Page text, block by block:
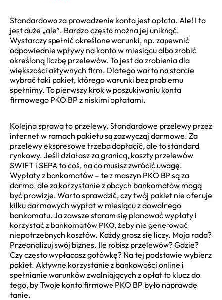
Standardowo za prowadzenie konta jest opłata. Ale! I to
jest duże „ale”. Bardzo często można jej uniknąć.
Wystarczy spełnić określone warunki, np. zapewnić
odpowiednie wpływy na konto w miesiącu albo zrobić
określoną liczbę przelewów. To jest do zrobienia dla
większości aktywnych firm. Dlatego warto na starcie
wybrać taki pakiet, którego warunki bez problemu
spełnimy. To pierwszy krok w poszukiwaniu konta
firmowego PKO BP z niskimi opłatami.
Kolejna sprawa to przelewy. Standardowe przelewy przez
internet w ramach pakietu są zazwyczaj darmowe. Za
przelewy ekspresowe trzeba dopłacić, ale to standard
rynkowy. Jeśli działasz za granicą, koszty przelewów
SWIFT i SEPA to coś, na co musisz zwrócić uwagę.
Wypłaty z bankomatów – te z maszyn PKO BP są za
darmo, ale za korzystanie z obcych bankomatów mogą
być prowizje. Warto sprawdzić, czy twój pakiet nie oferuje
kilku darmowych wypłat w miesiącu z dowolnego
bankomatu. Ja zawsze staram się planować wypłaty i
korzystać z bankomatów PKO, żeby nie generować
niepotrzebnych kosztów. Każdy grosz się liczy. Moja rada?
Przeanalizuj swój biznes. Ile robisz przelewów? Gdzie?
Czy często wypłacasz gotówkę? Na tej podstawie wybierz
pakiet. Aktywne korzystanie z bankowości online i
spełnianie warunków zwalniających z opłat to klucz do
tego, by Twoje konto firmowe PKO BP było naprawdę
tanie.